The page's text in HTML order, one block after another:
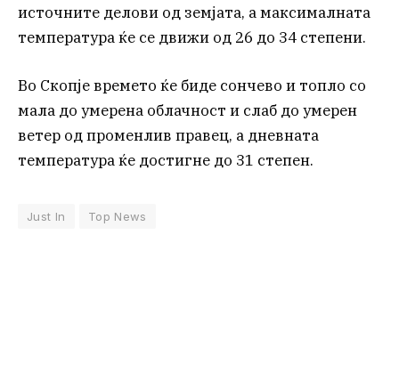
источните делови од земјата, а максималната
температура ќе се движи од 26 до 34 степени.
Во Скопје времето ќе биде сончево и топло со
мала до умерена облачност и слаб до умерен
ветер од променлив правец, а дневната
температура ќе достигне до 31 степен.
Just In Top News